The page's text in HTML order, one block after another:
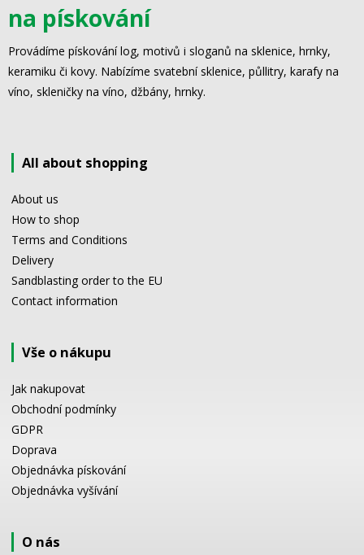
na pískování
Provádíme pískování log, motivů i sloganů na sklenice, hrnky,
keramiku či kovy. Nabízíme svatební sklenice, půllitry, karafy na
víno, skleničky na víno, džbány, hrnky.
All about shopping
About us
How to shop
Terms and Conditions
Delivery
Sandblasting order to the EU
Contact information
Vše o nákupu
Jak nakupovat
Obchodní podmínky
GDPR
Doprava
Objednávka pískování
Objednávka vyšívání
O nás